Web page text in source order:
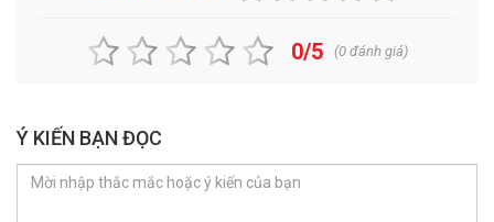
0/5 (0đánh giá)
Ý KIẾN BẠN ĐỌC